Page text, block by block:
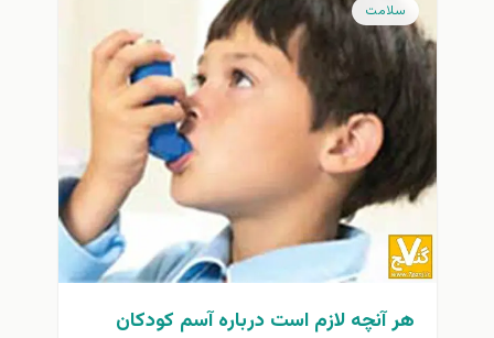
سلامت
هر آنچه لازم است درباره آسم کودکان